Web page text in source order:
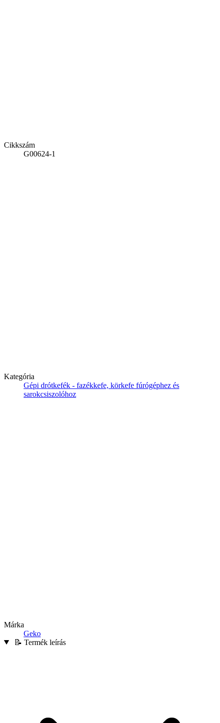
Cikkszám
G00624-1
Kategória
Gépi drótkefék - fazékkefe, körkefe fúrógéphez és
sarokcsiszolóhoz
Márka
Geko
📝 Termék leírás